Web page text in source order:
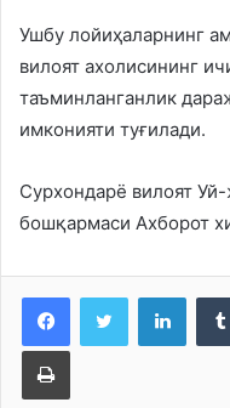
Ушбу лойиҳаларнинг
вилоят ахолисининг
таъминланганлик
имконияти туғилади.
Сурхондарё вилоят
бошқармаси Ахборот
Print